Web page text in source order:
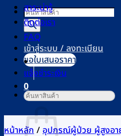
Products
search
เข้าสู่ระบบ / ลงทะเบียน
0
ตะกร้าสินค้า
สาระน่ารู้
ติดต่อเรา
FAQ
ขอใบเสนอราคา
แจ้งชำระเงิน
ค้นหา:
หน้าหลัก/อุปกรณ์ผู้ป่วย ผู้สูงอา